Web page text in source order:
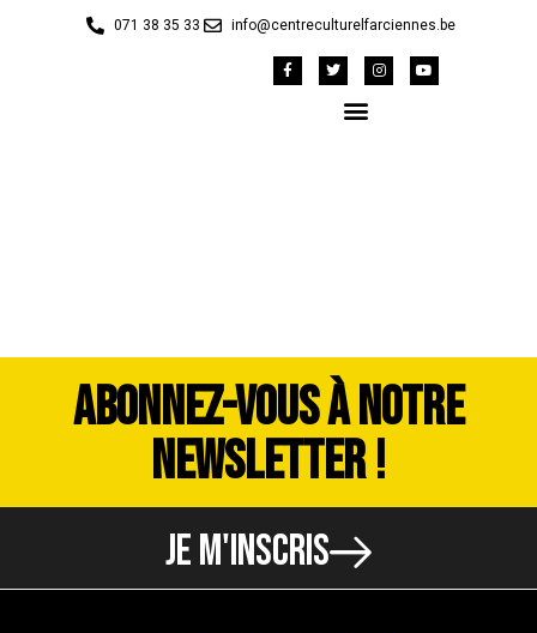
071 38 35 33 info@centreculturelfarciennes.be
ABONNEZ-VOUS À NOTRE
NEWSLETTER !
JE M'INSCRIS